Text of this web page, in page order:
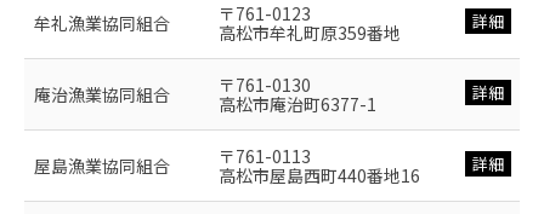
牟礼漁業協同組合
〒761-0123
高松市牟礼町原359番地
詳細
庵治漁業協同組合
〒761-0130
高松市庵治町6377-1
詳細
屋島漁業協同組合
〒761-0113
高松市屋島西町440番地16
詳細